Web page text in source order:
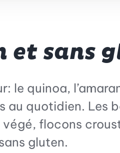
et sans
le quinoa,
quotidien. Les
flocons
gluten.